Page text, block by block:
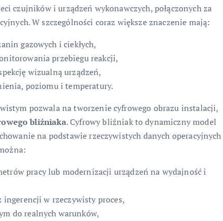
czujników i urządzeń wykonawczych, połączonych za
W szczególności coraz większe znaczenie mają:
gazowych i ciekłych,
przebiegu reakcji,
wizualną urządzeń,
poziomu i temperatury.
pozwala na tworzenie cyfrowego obrazu instalacji,
bliźniaka. Cyfrowy bliźniak to dynamiczny model
na podstawie rzeczywistych danych operacyjnych
pracy lub modernizacji urządzeń na wydajność i
w rzeczywisty proces,
do realnych warunków,